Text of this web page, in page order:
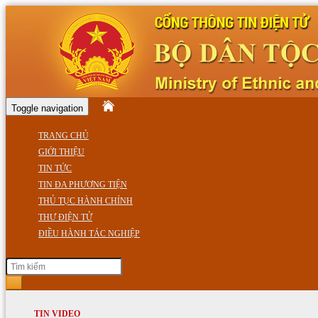
Toggle navigation
TRANG CHỦ
GIỚI THIỆU
TIN TỨC
TIN ĐA PHƯƠNG TIỆN
THỦ TỤC HÀNH CHÍNH
THƯ ĐIỆN TỬ
ĐIỀU HÀNH TÁC NGHIỆP
GIỚI THIỆU
TIN HOẠT ĐỘNG
TIN VIDEO